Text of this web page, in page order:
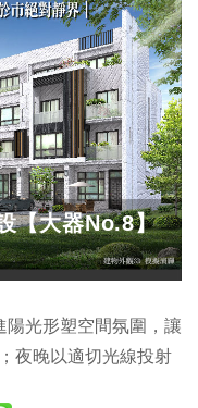
【大器No.8】
陽光形塑空間氛圍，讓
夜晚以適切光線投射